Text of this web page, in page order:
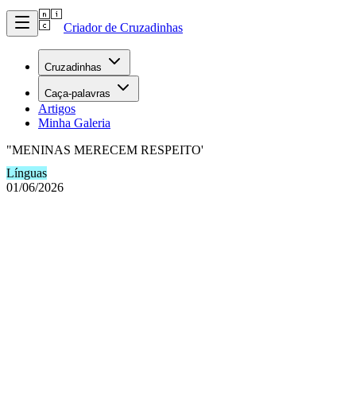
Criador de Cruzadinhas
Cruzadinhas
Caça-palavras
Artigos
Minha Galeria
"MENINAS MERECEM RESPEITO'
Línguas
01/06/2026